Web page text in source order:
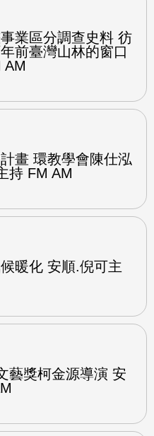
業區分調查史料 彷
前臺灣山林的窗口
AM
畫 環教學會陳仕泓
持 FM AM
暖化 安順.倪可主
藝獎柯金源導演 安